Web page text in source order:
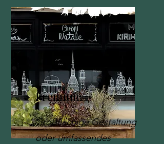
Premium
Großflächige Gestaltung
oder umfassendes